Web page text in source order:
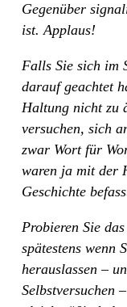
Gegenüber
ist. Applaus!
Falls Sie sich im
darauf geachtet
Haltung nicht zu
versuchen, sich
zwar Wort für
waren ja mit der
Geschichte
Probieren Sie
spätestens wenn
herauslassen –
Selbstversuchen